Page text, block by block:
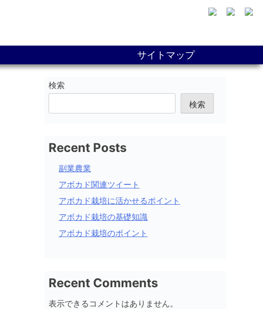
サイトマップ
検索
検索
Recent Posts
副業農業
アボカド関連ツイート
アボカド栽培に活かせるポイント
アボカド栽培の基礎知識
アボカド栽培のポイント
Recent Comments
表示できるコメントはありません。